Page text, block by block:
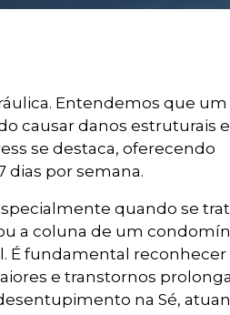
Entendemos que um
causar danos estruturais e
se destaca, oferecendo
dias por semana.
quando se
a coluna de um
É fundamental reconhecer
e transtornos
na Sé,